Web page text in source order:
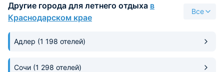
приготовления еды на свежем
воздухе.
Другие города для летнего отдыха в
Краснодарском крае
Все
Адлер (1 198 отелей)
Сочи (1 298 отелей)